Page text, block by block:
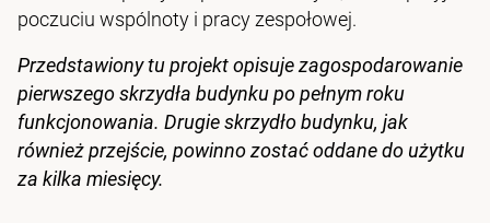
poczuciu wspólnoty i pracy zespołowej.
Przedstawiony tu projekt opisuje zagospodarowanie
pierwszego skrzydła budynku po pełnym roku
funkcjonowania. Drugie skrzydło budynku, jak
również przejście, powinno zostać oddane do użytku
za kilka miesięcy.